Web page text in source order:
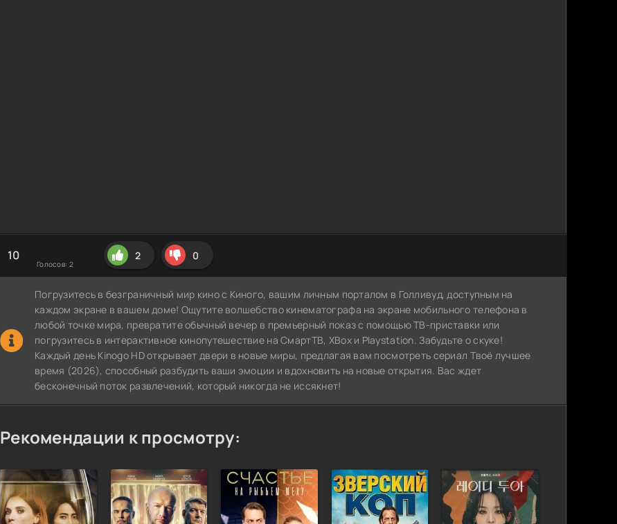
10
Голосов: 2
2 0
Погрузитесь в безграничный мир кино с Киного, вашим личным порталом в Голливуд, доступным на
каждом экране в вашем доме! Ощутите волшебство кинематографа на экране мобильного телефона в
любой точке мира, превратите обычный вечер в премьерный показ с помощью ТВ-приставки или
погрузитесь в интерактивное кинопутешествие на СмартТВ, XBox и Playstation. Забудьте о скуке!
Каждый день Kinogo HD открывает двери в новые миры, предлагая вам посмотреть сериал Твоё лучшее
время (2026), способный разбудить ваши эмоции и вдохновить на новые открытия. Вас ждет
бесконечный поток развлечений, который никогда не иссякнет!
Рекомендации к просмотру: